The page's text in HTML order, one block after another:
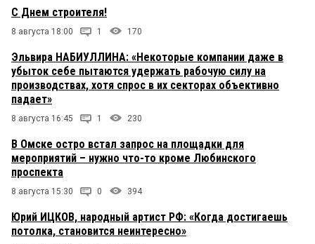
С Днем строителя!
8 августа 18:00 1 170
Эльвира НАБИУЛЛИНА: «Некоторые компании даже в
убыток себе пытаются удержать рабочую силу на
производствах, хотя спрос в их секторах объективно
падает»
8 августа 16:45 1 230
В Омске остро встал запрос на площадки для
мероприятий – нужно что-то кроме Любинского
проспекта
8 августа 15:30 0 394
Юрий ИЦКОВ, народный артист РФ: «Когда достигаешь
потолка, становится неинтересно»